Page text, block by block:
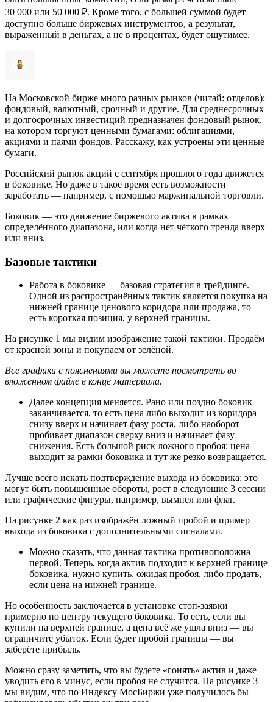
30 000 или 50 000 ₽. Кроме того, с большей суммой будет
доступно больше биржевых инструментов, а результат,
выраженный в деньгах, а не в процентах, будет ощутимее.
На Московской бирже много разных рынков (читай: отделов):
фондовый, валютный, срочный и другие. Для среднесрочных
и долгосрочных инвестиций предназначен фондовый рынок,
на котором торгуют ценными бумагами: облигациями,
акциями и паями фондов. Расскажу, как устроены эти ценные
бумаги.
Российский рынок акций с сентября прошлого года движется
в боковике. Но даже в такое время есть возможности
заработать — например, с помощью маржинальной торговли.
Боковик — это движение биржевого актива в рамках
определённого диапазона, или когда нет чёткого тренда вверх
или вниз.
Базовые тактики
Работа в боковике — базовая стратегия в трейдинге.
Одной из распространённых тактик является покупка на
нижней границе ценового коридора или продажа, то
есть короткая позиция, у верхней границы.
На рисунке 1 мы видим изображение такой тактики. Продаём
от красной зоны и покупаем от зелёной.
Все графики с пояснениями вы можете посмотреть во
вложенном файле в конце материала.
Далее концепция меняется. Рано или поздно боковик
заканчивается, то есть цена либо выходит из коридора
снизу вверх и начинает фазу роста, либо наоборот —
пробивает диапазон сверху вниз и начинает фазу
снижения. Есть большой риск ложного пробоя: цена
выходит за рамки боковика и тут же резко возвращается.
Лучше всего искать подтверждение выхода из боковика: это
могут быть повышенные обороты, рост в следующие 3 сессии
или графические фигуры, например, вымпел или флаг.
На рисунке 2 как раз изображён ложный пробой и пример
выхода из боковика с дополнительными сигналами.
Можно сказать, что данная тактика противоположна
первой. Теперь, когда актив подходит к верхней границе
боковика, нужно купить, ожидая пробоя, либо продать,
если цена на нижней границе.
Но особенность заключается в установке стоп-заявки
примерно по центру текущего боковика. То есть, если вы
купили на верхней границе, а цена всё же ушла вниз — вы
ограничите убыток. Если будет пробой границы — вы
заберёте прибыль.
Можно сразу заметить, что вы будете «гонять» актив и даже
уводить его в минус, если пробоя не случится. На рисунке 3
мы видим, что по Индексу МосБиржи уже получилось бы